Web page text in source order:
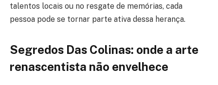
talentos locais ou no resgate de memórias, cada
pessoa pode se tornar parte ativa dessa herança.
Segredos Das Colinas: onde a arte
renascentista não envelhece